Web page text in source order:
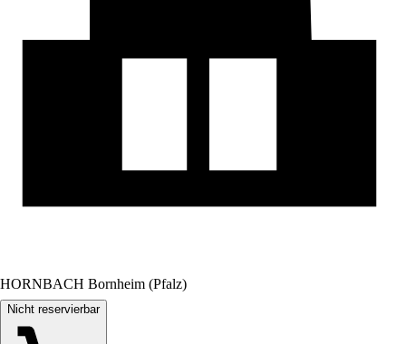
HORNBACH Bornheim (Pfalz)
Nicht reservierbar